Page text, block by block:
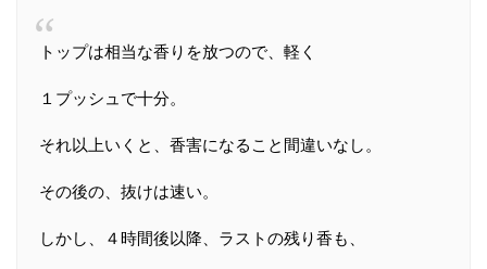
トップは相当な香りを放つので、軽く
１プッシュで十分。
それ以上いくと、香害になること間違いなし。
その後の、抜けは速い。
しかし、４時間後以降、ラストの残り香も、